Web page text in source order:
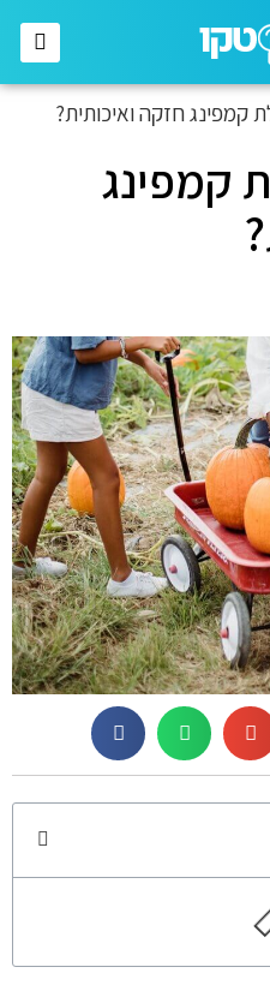
קמפינג חזקה ואיכותית?
קמפינג